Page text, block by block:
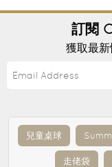
訂閱
獲取最
兒童桌球
走佬袋